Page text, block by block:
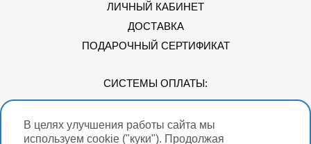
В целях улучшения работы сайта мы
используем cookie ("куки"). Продолжая
ЛИЧНЫЙ КАБИНЕТ
ДОСТАВКА
ПОДАРОЧНЫЙ СЕРТИФИКАТ
СИСТЕМЫ ОПЛАТЫ:
Мы в соцсетях